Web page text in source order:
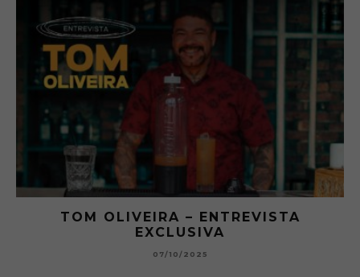
TOM OLIVEIRA – ENTREVISTA
EXCLUSIVA
07/10/2025